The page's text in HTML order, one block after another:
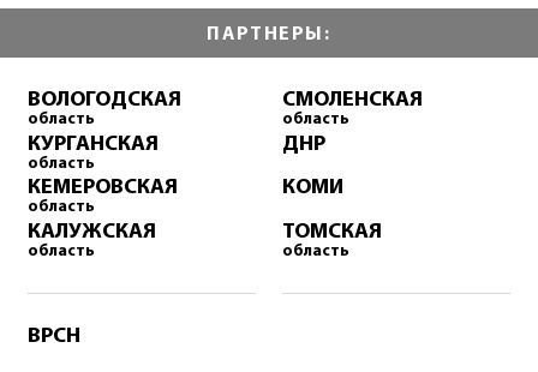
ПАРТНЕРЫ:
ВОЛОГОДСКАЯ
область
КУРГАНСКАЯ
область
КЕМЕРОВСКАЯ
область
КАЛУЖСКАЯ
область
СМОЛЕНСКАЯ
область
ДНР
КОМИ
ТОМСКАЯ
область
ВРСН